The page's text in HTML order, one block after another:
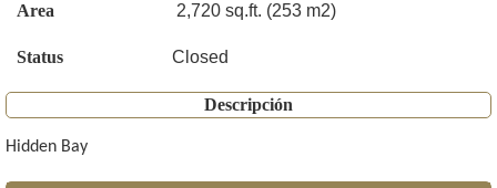
Area 2,720 sq.ft. (253 m2)
Status Closed
Descripción
Hidden Bay